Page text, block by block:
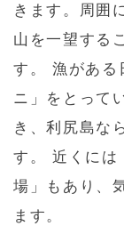
きます。周囲
山を一望する
す。 漁がある
ニ」をとって
き、利尻島な
す。 近くには
場」もあり、
ます。